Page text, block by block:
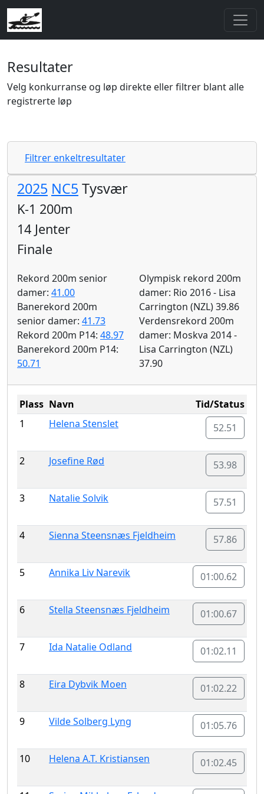
Resultater
Velg konkurranse og løp direkte eller filtrer blant alle
registrerte løp
Filtrer enkeltresultater
2025 NC5 Tysvær
K-1 200m
14 Jenter
Finale
Rekord 200m senior
damer: 41.00
Banerekord 200m
senior damer: 41.73
Rekord 200m P14: 48.97
Banerekord 200m P14:
50.71
Olympisk rekord 200m
damer: Rio 2016 - Lisa
Carrington (NZL) 39.86
Verdensrekord 200m
damer: Moskva 2014 -
Lisa Carrington (NZL)
37.90
Plass Navn
Tid/Status
1
Helena Stenslet 52.51
2 Josefine Rød 53.98
3 Natalie Solvik 57.51
4 Sienna Steensnæs Fjeldheim 57.86
5 Annika Liv Narevik 01:00.62
6 Stella Steensnæs Fjeldheim 01:00.67
7 Ida Natalie Odland 01:02.11
8 Eira Dybvik Moen 01:02.22
9 Vilde Solberg Lyng 01:05.76
10 Helena A.T. Kristiansen 01:02.45